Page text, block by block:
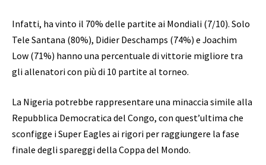
Infatti, ha vinto il 70% delle partite ai Mondiali (7/10). Solo
Tele Santana (80%), Didier Deschamps (74%) e Joachim
Low (71%) hanno una percentuale di vittorie migliore tra
gli allenatori con più di 10 partite al torneo.
La Nigeria potrebbe rappresentare una minaccia simile alla
Repubblica Democratica del Congo, con quest’ultima che
sconfigge i Super Eagles ai rigori per raggiungere la fase
finale degli spareggi della Coppa del Mondo.